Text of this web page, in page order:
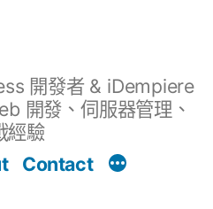
開發者 & iDempiere
開發、伺服器管理、
經驗
Contact